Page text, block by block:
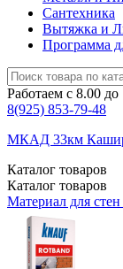
Сантехника
Вытяжка и
Программа
Работаем с 8.00 до
8(925) 853-79-48
МКАД 33км
Каталог товаров
Каталог товаров
Материал для